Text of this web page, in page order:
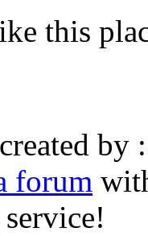
this
by
forum